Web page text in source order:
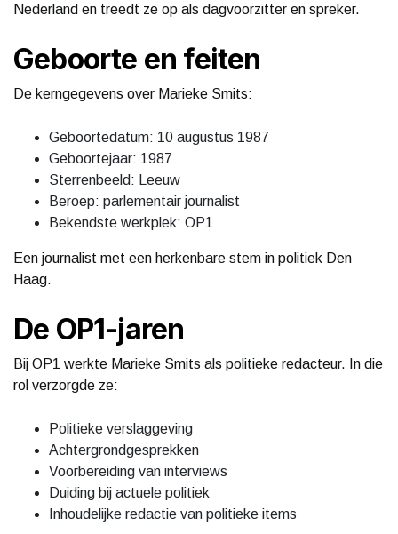
Nederland en treedt ze op als dagvoorzitter en spreker.
Geboorte en feiten
De kerngegevens over Marieke Smits:
Geboortedatum: 10 augustus 1987
Geboortejaar: 1987
Sterrenbeeld: Leeuw
Beroep: parlementair journalist
Bekendste werkplek: OP1
Een journalist met een herkenbare stem in politiek Den
Haag.
De OP1-jaren
Bij OP1 werkte Marieke Smits als politieke redacteur. In die
rol verzorgde ze:
Politieke verslaggeving
Achtergrondgesprekken
Voorbereiding van interviews
Duiding bij actuele politiek
Inhoudelijke redactie van politieke items